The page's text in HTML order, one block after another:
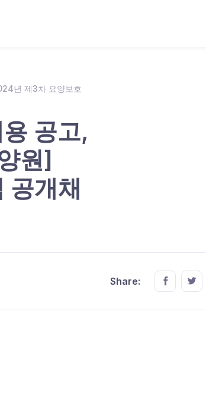
년 제3차 요양보호
공고,
원]
공개채
Share: Share